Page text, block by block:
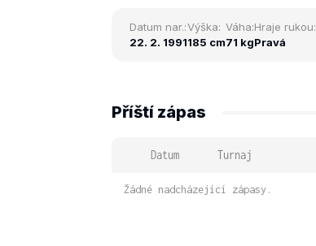
Datum nar.:
22. 2. 1991
Výška:
185 cm
Váha:
71 kg
Hraje rukou:
Pravá
Příští zápas
Datum Turnaj
Žádné nadcházející zápasy.